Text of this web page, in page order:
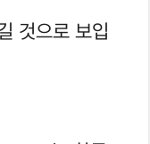
것으로 보입